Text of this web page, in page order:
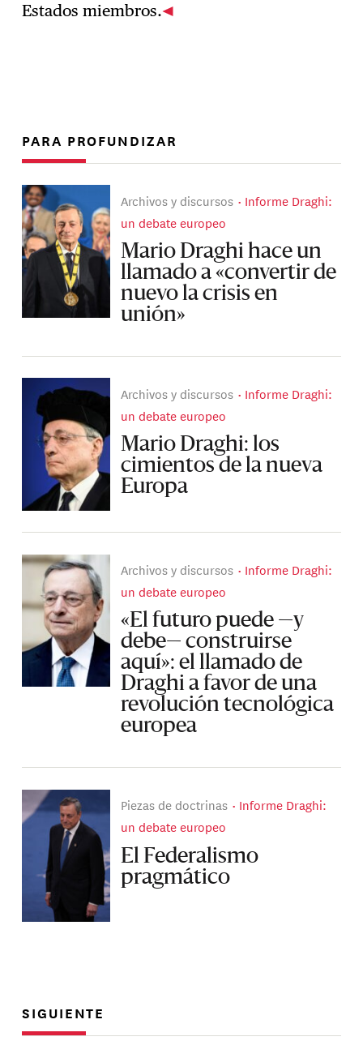
Estados miembros.
PARA PROFUNDIZAR
Archivos y discursos
Informe Draghi:
un debate europeo
Mario Draghi hace un
llamado a «convertir de
nuevo la crisis en
unión»
Archivos y discursos
Informe Draghi:
un debate europeo
Mario Draghi: los
cimientos de la nueva
Europa
Archivos y discursos
Informe Draghi:
un debate europeo
«El futuro puede —y
debe— construirse
aquí»: el llamado de
Draghi a favor de una
revolución tecnológica
europea
Piezas de doctrinas
Informe Draghi:
un debate europeo
El Federalismo
pragmático
SIGUIENTE